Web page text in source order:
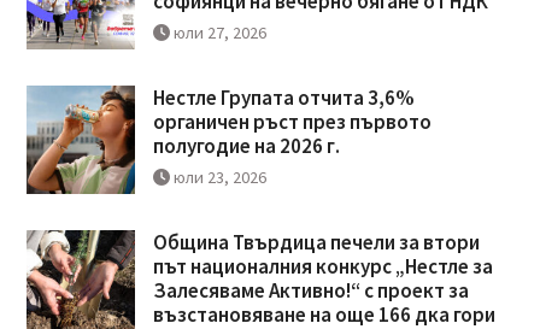
юли 27, 2026
Нестле Групата отчита 3,6%
органичен ръст през първото
полугодие на 2026 г.
юли 23, 2026
Община Твърдица печели за втори
път националния конкурс „Нестле за
Залесяваме Активно!“ с проект за
възстановяване на още 166 дка гори